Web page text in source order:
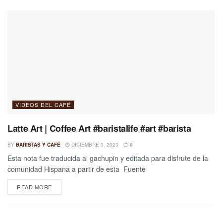
VIDEOS DEL CAFÉ
Latte Art | Coffee Art #baristalife #art #barista
BY BARISTAS Y CAFÉ DICIEMBRE 3, 2023 0
Esta nota fue traducida al gachupin y editada para disfrute de la
comunidad Hispana a partir de esta Fuente
READ MORE